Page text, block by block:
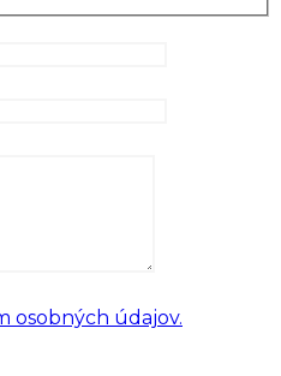
osobných údajov.